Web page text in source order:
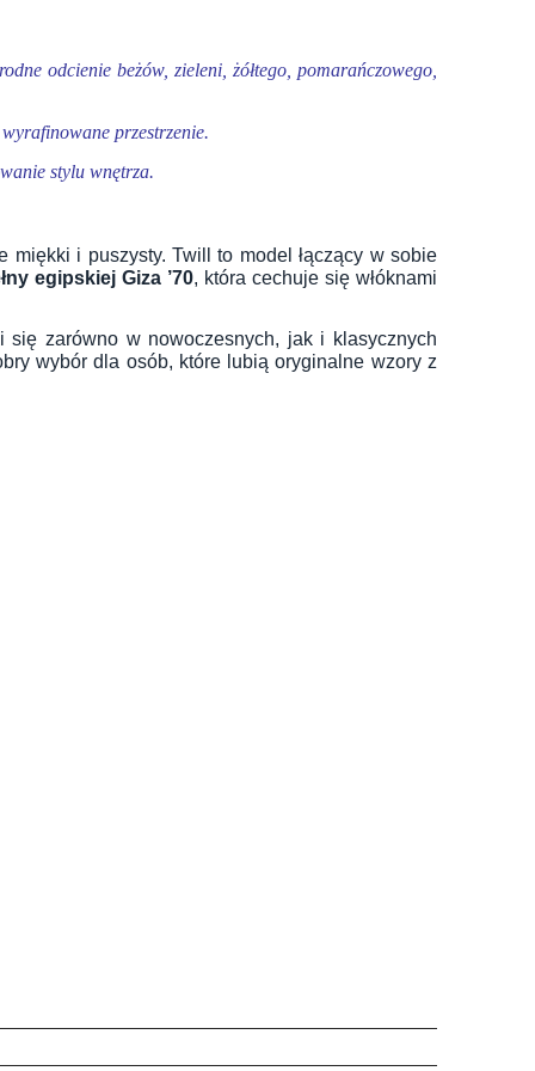
odcienie beżów, zieleni, żółtego, pomarańczowego,
przestrzenie.
stylu wnętrza.
miękki i puszysty. Twill to model łączący w sobie
egipskiej Giza ’70, która cechuje się włóknami
zarówno w nowoczesnych, jak i klasycznych
wybór dla osób, które lubią oryginalne wzory z